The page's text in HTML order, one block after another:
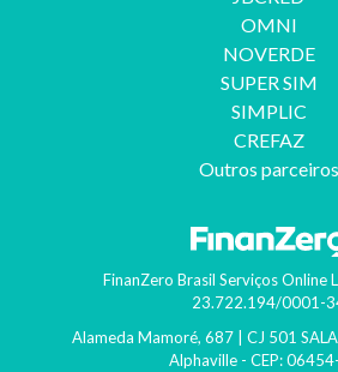
OMNI
NOVERDE
SUPER SIM
SIMPLIC
CREFAZ
Outros parceiros
FinanZero Brasil Serviços Online
23.722.194/0001-
Alameda Mamoré, 687 | CJ 501
Alphaville- CEP: